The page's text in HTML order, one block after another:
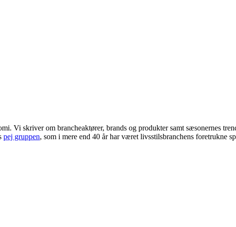
Vi skriver om brancheaktører, brands og produkter samt sæsonernes
pej gruppen, som i mere end 40 år har været livsstilsbranchens foretrukne